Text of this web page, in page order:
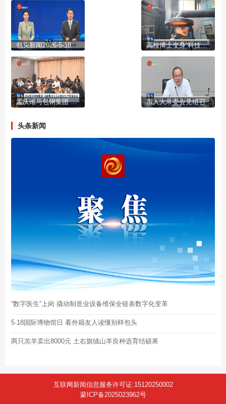
包头新闻2026-5-18 高校博士变身“科技副总” 扎根企业破解发展难题
孟庆维与包钢集团 国能煤化工公司部分生产性服务业外埠协作企业一对一座谈 市人大常委会党组召开（扩大）会议
头条新闻
“数字医生”上岗 撬动制造业设备维保全链条数字化变革
5·18国际博物馆日 看外籍友人读懂别样包头
两只羔羊卖出8000元 土右旗绒山羊良种选育结硕果
互联网新闻信息服务许可证:15120250002
蒙ICP备2025023962号